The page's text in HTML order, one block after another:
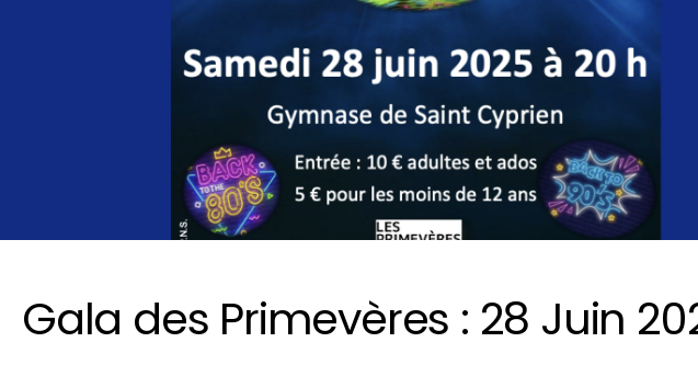
Gala des Primevères : 28 Juin